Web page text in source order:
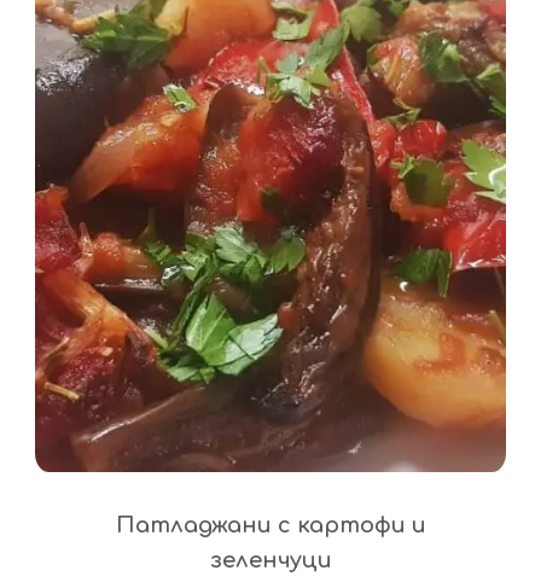
Патладжани с картофи и
зеленчуци